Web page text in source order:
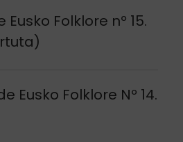
Eusko Folklore nº 15.
Eusko Folklore Nº 14.